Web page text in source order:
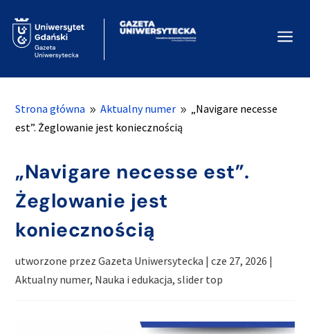
a
Strona główna 9 Aktualny numer 9 „Navigare necesse
est”. Żeglowanie jest koniecznością
„Navigare necesse est”.
Żeglowanie jest
koniecznością
utworzone przezGazeta Uniwersytecka |cze 27, 2026 |
Aktualny numer, Nauka i edukacja,slider top